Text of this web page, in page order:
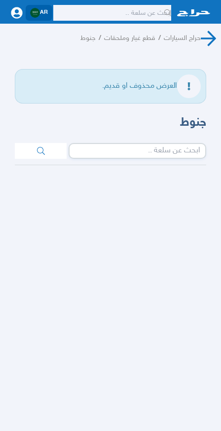
AR
حراج السيارات / قطع غيار وملحقات / جنوط
العرض محذوف او قديم.
جنوط